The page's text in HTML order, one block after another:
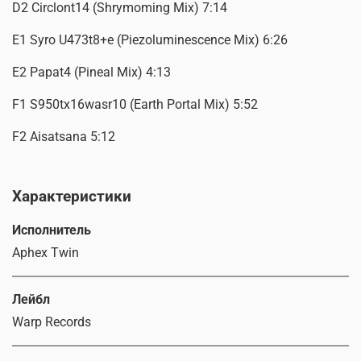
D2 Circlont14 (Shrymoming Mix) 7:14
E1 Syro U473t8+e (Piezoluminescence Mix) 6:26
E2 Papat4 (Pineal Mix) 4:13
F1 S950tx16wasr10 (Earth Portal Mix) 5:52
F2 Aisatsana 5:12
Характеристики
Исполнитель
Aphex Twin
Лейбл
Warp Records